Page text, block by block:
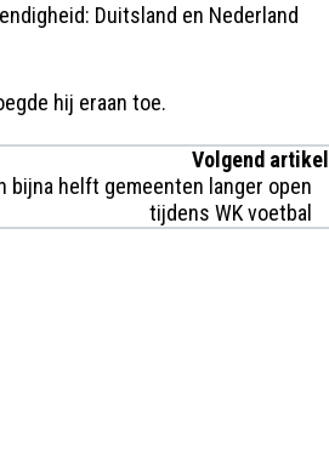
Duitsland en Nederland
hij eraan toe.
Volgend artikel
bijna helft gemeenten langer open
tijdens WK voetbal